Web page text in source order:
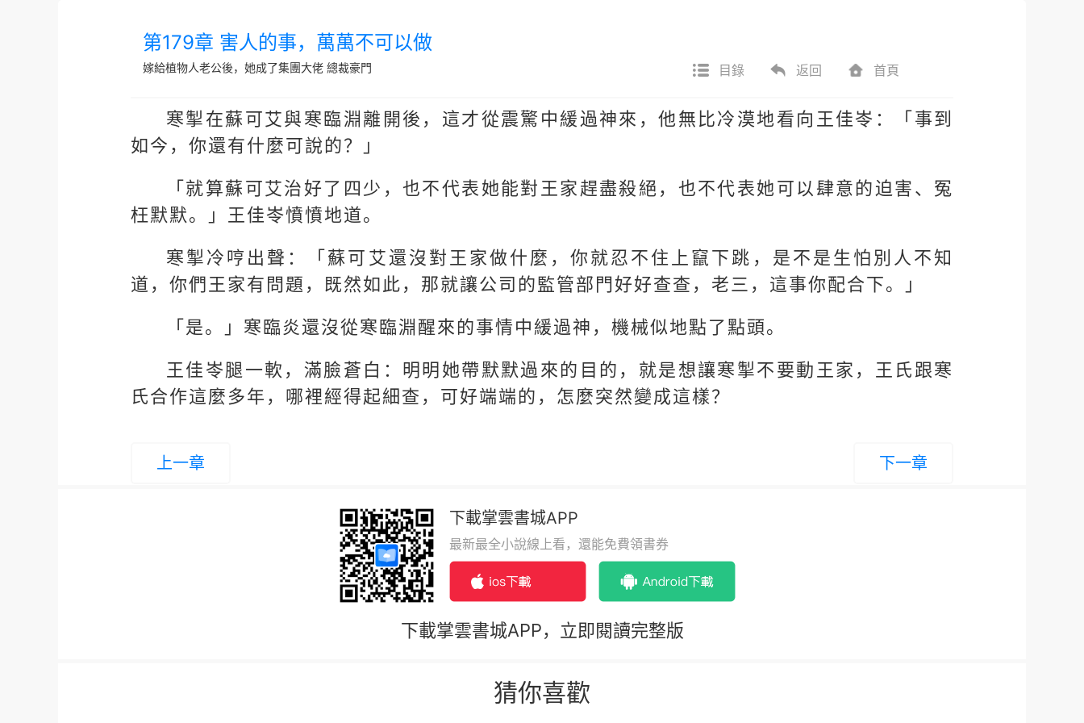
第179章 害人的事，萬萬不可以做
嫁給植物人老公後，她成了集團大佬 總裁豪門 目錄 返回 首頁
寒掣在蘇可艾與寒臨淵離開後，這才從震驚中緩過神來，他無比冷漠地看向王佳岺：「事到
如今，你還有什麼可說的？」
「就算蘇可艾治好了四少，也不代表她能對王家趕盡殺絕，也不代表她可以肆意的迫害、冤
枉默默。」王佳岺憤憤地道。
寒掣冷哼出聲：「蘇可艾還沒對王家做什麼，你就忍不住上竄下跳，是不是生怕別人不知
道，你們王家有問題，既然如此，那就讓公司的監管部門好好查查，老三，這事你配合下。」
「是。」寒臨炎還沒從寒臨淵醒來的事情中緩過神，機械似地點了點頭。
王佳岺腿一軟，滿臉蒼白：明明她帶默默過來的目的，就是想讓寒掣不要動王家，王氏跟寒
氏合作這麼多年，哪裡經得起細查，可好端端的，怎麼突然變成這樣？
上一章 下一章
下載掌雲書城APP
最新最全小說線上看，還能免費領書券
下載掌雲書城APP，立即閱讀完整版
猜你喜歡